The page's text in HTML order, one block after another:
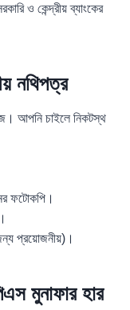
ও কেন্দ্রীয় ব্যাংকের
নথিপত্র
আপনি চাইলে নিকটস্থ
ফটোকপি।
প্রয়োজনীয়)।
মুনাফার হার